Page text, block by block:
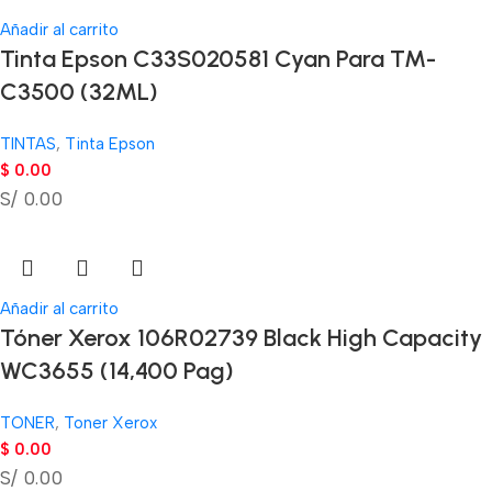
Añadir al carrito
Tinta Epson C33S020581 Cyan Para TM-
C3500 (32ML)
TINTAS, Tinta Epson
$ 0.00
S/ 0.00
Añadir al carrito
Tóner Xerox 106R02739 Black High Capacity
WC3655 (14,400 Pag)
TONER, Toner Xerox
$ 0.00
S/ 0.00